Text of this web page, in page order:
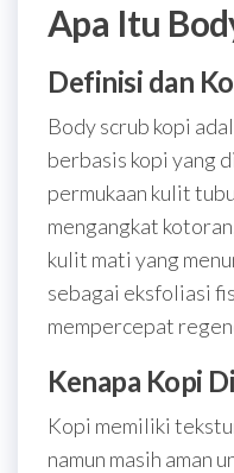
Apa Itu
Definisi dan
Body scrub kopi
berbasis kopi yang
permukaan kulit
mengangkat
kulit mati yang
sebagai eksfoliasi
mempercepat
Kenapa Kopi
Kopi memiliki
namun masih aman